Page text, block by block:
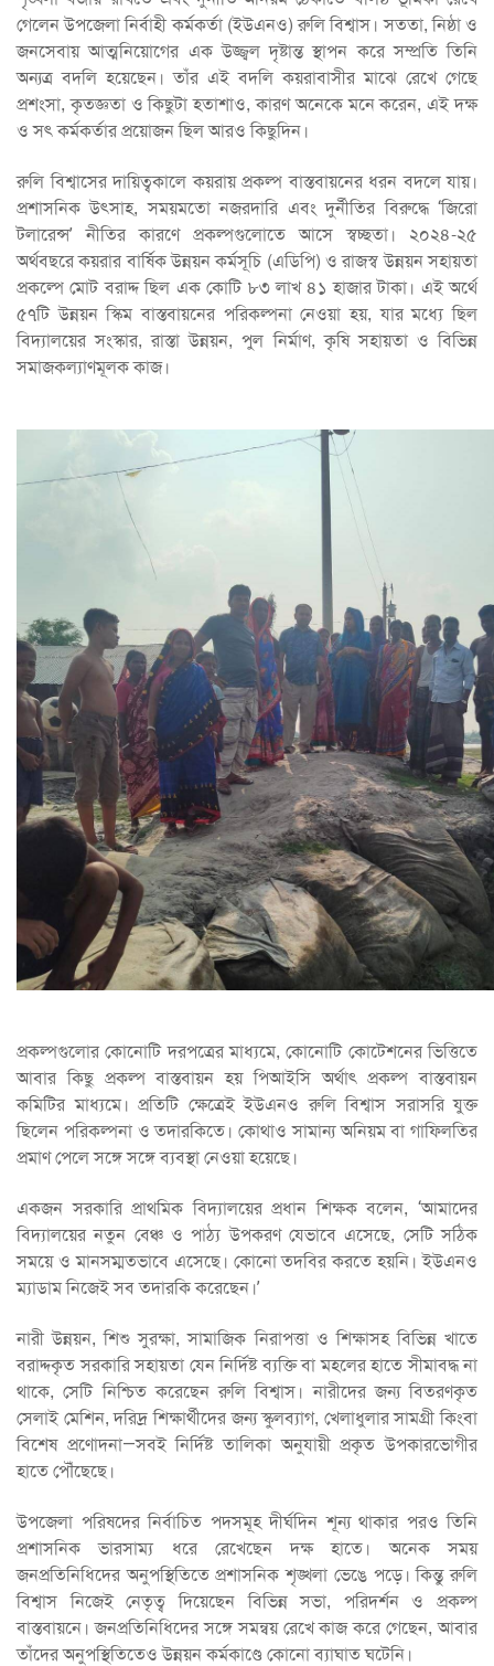
গেলেন উপজেলা নির্বাহী কর্মকর্তা (ইউএনও) রুলি বিশ্বাস। সততা, নিষ্ঠা ও
জনসেবায় আত্মনিয়োগের এক উজ্জ্বল দৃষ্টান্ত স্থাপন করে সম্প্রতি তিনি
অন্যত্র বদলি হয়েছেন। তাঁর এই বদলি কয়রাবাসীর মাঝে রেখে গেছে
প্রশংসা, কৃতজ্ঞতা ও কিছুটা হতাশাও, কারণ অনেকে মনে করেন, এই দক্ষ
ও সৎ কর্মকর্তার প্রয়োজন ছিল আরও কিছুদিন।
রুলি বিশ্বাসের দায়িত্বকালে কয়রায় প্রকল্প বাস্তবায়নের ধরন বদলে যায়।
প্রশাসনিক উৎসাহ, সময়মতো নজরদারি এবং দুর্নীতির বিরুদ্ধে ‘জিরো
টলারেন্স’ নীতির কারণে প্রকল্পগুলোতে আসে স্বচ্ছতা। ২০২৪-২৫
অর্থবছরে কয়রার বার্ষিক উন্নয়ন কর্মসূচি (এডিপি) ও রাজস্ব উন্নয়ন সহায়তা
প্রকল্পে মোট বরাদ্দ ছিল এক কোটি ৮৩ লাখ ৪১ হাজার টাকা। এই অর্থে
৫৭টি উন্নয়ন স্কিম বাস্তবায়নের পরিকল্পনা নেওয়া হয়, যার মধ্যে ছিল
বিদ্যালয়ের সংস্কার, রাস্তা উন্নয়ন, পুল নির্মাণ, কৃষি সহায়তা ও বিভিন্ন
সমাজকল্যাণমূলক কাজ।
প্রকল্পগুলোর কোনোটি দরপত্রের মাধ্যমে, কোনোটি কোটেশনের ভিত্তিতে
আবার কিছু প্রকল্প বাস্তবায়ন হয় পিআইসি অর্থাৎ প্রকল্প বাস্তবায়ন
কমিটির মাধ্যমে। প্রতিটি ক্ষেত্রেই ইউএনও রুলি বিশ্বাস সরাসরি যুক্ত
ছিলেন পরিকল্পনা ও তদারকিতে। কোথাও সামান্য অনিয়ম বা গাফিলতির
প্রমাণ পেলে সঙ্গে সঙ্গে ব্যবস্থা নেওয়া হয়েছে।
একজন সরকারি প্রাথমিক বিদ্যালয়ের প্রধান শিক্ষক বলেন, ‘আমাদের
বিদ্যালয়ের নতুন বেঞ্চ ও পাঠ্য উপকরণ যেভাবে এসেছে, সেটি সঠিক
সময়ে ও মানসম্মতভাবে এসেছে। কোনো তদবির করতে হয়নি। ইউএনও
ম্যাডাম নিজেই সব তদারকি করেছেন।’
নারী উন্নয়ন, শিশু সুরক্ষা, সামাজিক নিরাপত্তা ও শিক্ষাসহ বিভিন্ন খাতে
বরাদ্দকৃত সরকারি সহায়তা যেন নির্দিষ্ট ব্যক্তি বা মহলের হাতে সীমাবদ্ধ না
থাকে, সেটি নিশ্চিত করেছেন রুলি বিশ্বাস। নারীদের জন্য বিতরণকৃত
সেলাই মেশিন, দরিদ্র শিক্ষার্থীদের জন্য স্কুলব্যাগ, খেলাধুলার সামগ্রী কিংবা
বিশেষ প্রণোদনা—সবই নির্দিষ্ট তালিকা অনুযায়ী প্রকৃত উপকারভোগীর
হাতে পৌঁছেছে।
উপজেলা পরিষদের নির্বাচিত পদসমূহ দীর্ঘদিন শূন্য থাকার পরও তিনি
প্রশাসনিক ভারসাম্য ধরে রেখেছেন দক্ষ হাতে। অনেক সময়
জনপ্রতিনিধিদের অনুপস্থিতিতে প্রশাসনিক শৃঙ্খলা ভেঙে পড়ে। কিন্তু রুলি
বিশ্বাস নিজেই নেতৃত্ব দিয়েছেন বিভিন্ন সভা, পরিদর্শন ও প্রকল্প
বাস্তবায়নে। জনপ্রতিনিধিদের সঙ্গে সমন্বয় রেখে কাজ করে গেছেন, আবার
তাঁদের অনুপস্থিতিতেও উন্নয়ন কর্মকাণ্ডে কোনো ব্যাঘাত ঘটেনি।